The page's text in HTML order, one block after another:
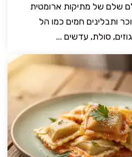
שלם של מתיקות ארומטית
ותבלינים חמים כמו הל
סולת, עדשים ...